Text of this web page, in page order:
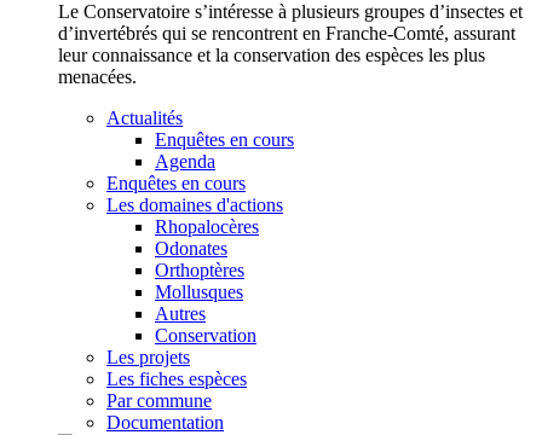
Le Conservatoire s’intéresse à plusieurs groupes d’insectes et
d’invertébrés qui se rencontrent en Franche-Comté, assurant
leur connaissance et la conservation des espèces les plus
menacées.
Actualités
Enquêtes en cours
Agenda
Enquêtes en cours
Les domaines d'actions
Rhopalocères
Odonates
Orthoptères
Mollusques
Autres
Conservation
Les projets
Les fiches espèces
Par commune
Documentation